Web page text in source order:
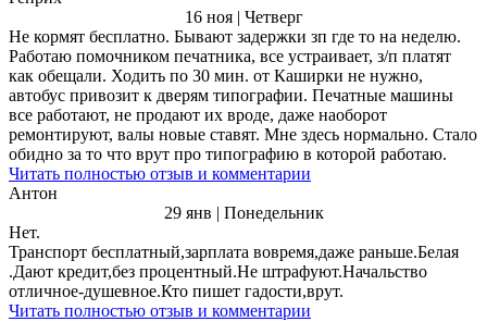
16 ноя | Четверг
Не кормят бесплатно. Бывают задержки зп где то на неделю.
Работаю помочником печатника, все устраивает, з/п платят
как обещали. Ходить по 30 мин. от Каширки не нужно,
автобус привозит к дверям типографии. Печатные машины
все работают, не продают их вроде, даже наоборот
ремонтируют, валы новые ставят. Мне здесь нормально. Стало
обидно за то что врут про типографию в которой работаю.
Читать полностью отзыв и комментарии
Антон
29 янв | Понедельник
Нет.
Транспорт бесплатный,зарплата вовремя,даже раньше.Белая
.Дают кредит,без процентный.Не штрафуют.Начальство
отличное-душевное.Кто пишет гадости,врут.
Читать полностью отзыв и комментарии